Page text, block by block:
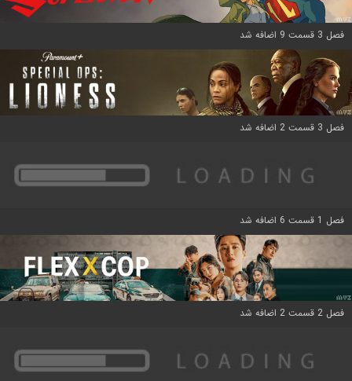
فصل 3 قسمت 9 اضافه شد
فصل 3 قسمت 2 اضافه شد
فصل 1 قسمت 6 اضافه شد
فصل 2 قسمت 2 اضافه شد